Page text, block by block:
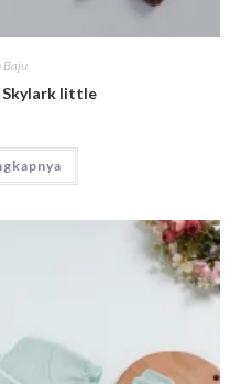
Baju
Skylark little